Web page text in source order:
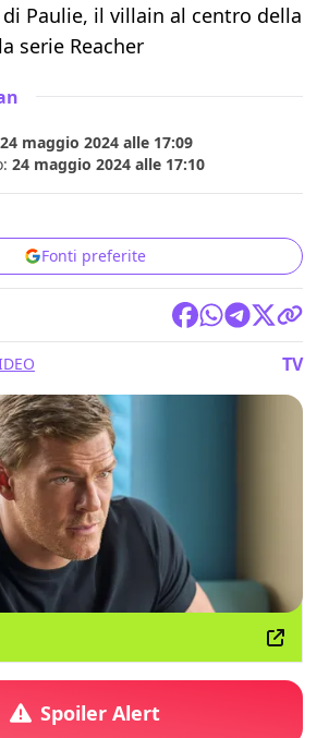
Paulie, il villain al centro della
serie Reacher
24 maggio 2024 alle 17:09
24 maggio 2024 alle 17:10
Fonti preferite
TV
Spoiler Alert